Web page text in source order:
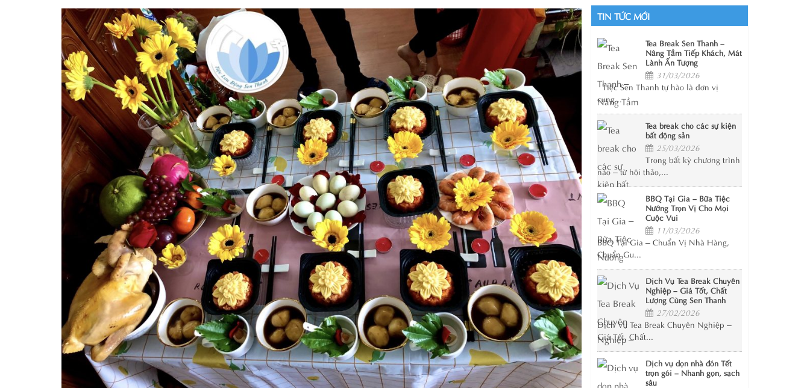
TIN TỨC MỚI
Tea Break Sen Thanh –
Nâng Tầm Tiếp Khách, Mát
Lành Ấn Tượng
31/03/2026
Tiệc Sen Thanh tự hào là đơn vị
cung...
Tea break cho các sự kiện
bất động sản
25/03/2026
Trong bất kỳ chương trình
nào – từ hội thảo,...
BBQ Tại Gia – Bữa Tiệc
Nướng Trọn Vị Cho Mọi
Cuộc Vui
11/03/2026
BBQ Tại Gia – Chuẩn Vị Nhà Hàng,
Chuẩn Gu...
Dịch Vụ Tea Break Chuyên
Nghiệp – Giá Tốt, Chất
Lượng Cùng Sen Thanh
27/02/2026
Dịch Vụ Tea Break Chuyên Nghiệp –
Giá Tốt, Chất...
Dịch vụ dọn nhà đón Tết
trọn gói – Nhanh gọn, sạch
sâu